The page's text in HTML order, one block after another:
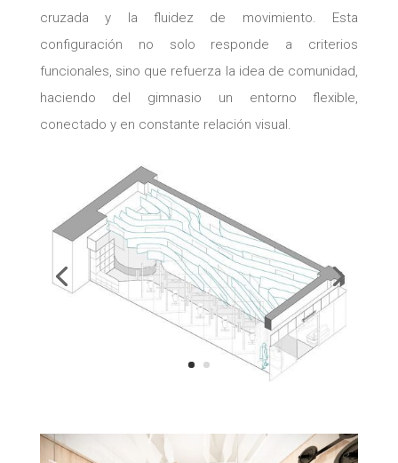
cruzada y la fluidez de movimiento. Esta
configuración no solo responde a criterios
funcionales, sino que refuerza la idea de comunidad,
haciendo del gimnasio un entorno flexible,
conectado y en constante relación visual.